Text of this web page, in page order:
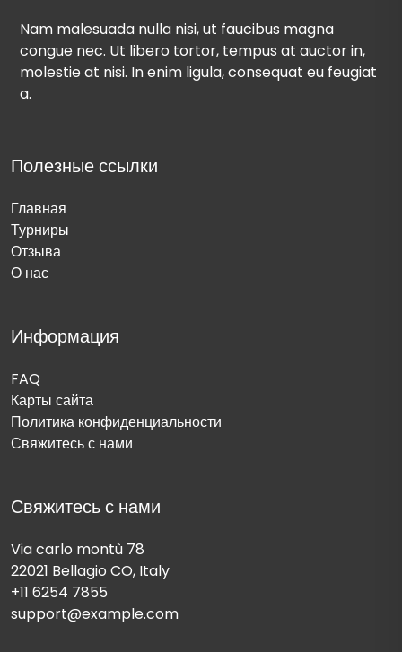
Nam malesuada nulla nisi, ut faucibus magna
congue nec. Ut libero tortor, tempus at auctor in,
molestie at nisi. In enim ligula, consequat eu feugiat
a.
Полезные ссылки
Главная
Турниры
Отзыва
О нас
Информация
FAQ
Карты сайта
Политика конфиденциальности
Свяжитесь с нами
Свяжитесь с нами
Via carlo montù 78
22021 Bellagio CO, Italy
+11 6254 7855
support@example.com